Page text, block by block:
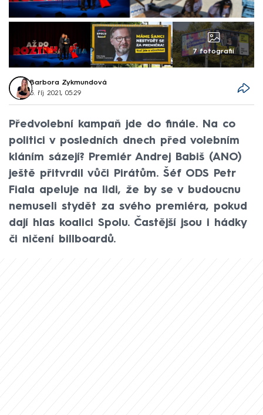
7 fotografií
Barbora Zykmundová
5. říj 2021, 05:29
Předvolební kampaň jde do finále. Na co
politici v posledních dnech před volebním
kláním sázejí? Premiér Andrej Babiš (ANO)
ještě přitvrdil vůči Pirátům. Šéf ODS Petr
Fiala apeluje na lidi, že by se v budoucnu
nemuseli stydět za svého premiéra, pokud
dají hlas koalici Spolu. Častější jsou i hádky
či ničení billboardů.